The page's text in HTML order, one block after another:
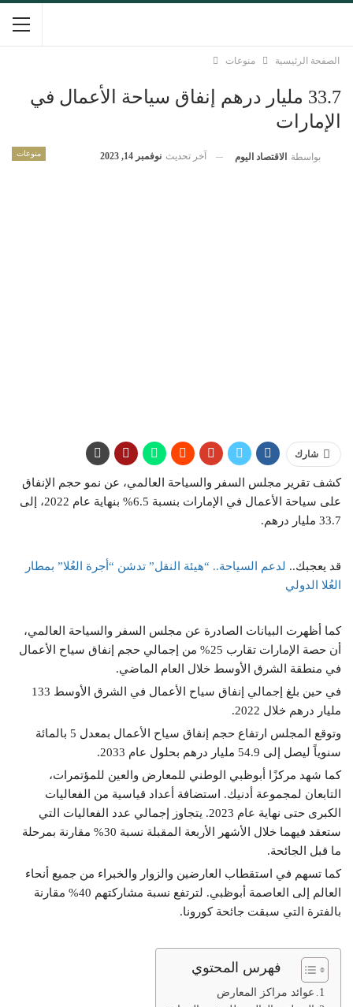
الصفحة الرئيسية منوعات
33.7 مليار درهم إنفاق سياحة الأعمال في
الإمارات
منوعات بواسطة الاقتصاد اليوم آخر تحديث نوفمبر 14, 2023
شارك
كشف تقرير مجلس السفر والسياحة العالمي، عن نمو حجم الإنفاق
على سياحة الأعمال في الإمارات بنسبة 6.5% بنهاية عام 2022، إلى
33.7 مليار درهم.
قد يعجبك.. لدعم السياحة.. “هيئة النقل” تدشن “أجرة العُلا” بمطار
العُلا الدولي
كما أظهرت البيانات الصادرة عن مجلس السفر والسياحة العالمي،
أن حصة الإمارات تقارب 25% من إجمالي حجم إنفاق سياح الأعمال
في منطقة الشرق الأوسط خلال العام الماضي.
في حين بلغ إجمالي إنفاق سياح الأعمال في الشرق الأوسط 133
مليار درهم خلال 2022.
وتوقع المجلس ارتفاع حجم إنفاق سياح الأعمال بمعدل 5 بالمائة
سنوياً ليصل إلى 54.9 مليار درهم بحلول عام 2033.
كما شهد مركزًا أبوظبي الوطني للمعارض والعين للمؤتمرات،
التابعان لمجموعة أدنيك. استضافة أعداد قياسية من الفعاليات
الكبرى حتى نهاية عام 2023. يتجاوز إجمالي عدد الفعاليات التي
ستعقد فيهما خلال الأشهر الأربعة المقبلة نسبة 30% مقارنة بمرحلة
ما قبل الجائحة.
كما تسهم في استقطاب العارضين والزوار والخبراء من جميع أنحاء
العالم إلى العاصمة أبوظبي. لترتفع نسبة مشاركتهم 40% مقارنة
بالفترة التي سبقت جائحة كورونا.
فهرس المحتوي
عوائد مراكز المعارض